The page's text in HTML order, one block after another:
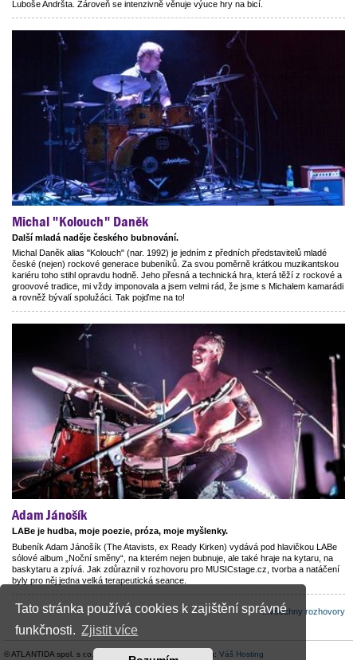
Tato stránka používá cookies k zajištění správné
funkčnosti. Zjistit více
Luboše Andršta. Zároveň se intenzivně věnuje výuce hry na bicí.
Michal "Kolouch" Daněk
Další mladá naděje českého bubnování.
Michal Daněk alias "Kolouch" (nar. 1992) je jedním z předních představitelů mladé
české (nejen) rockové generace bubeníků. Za svou poměrně krátkou muzikantskou
kariéru toho stihl opravdu hodně. Jeho přesná a technická hra, která těží z rockové a
groovové tradice, mi vždy imponovala a jsem velmi rád, že jsme s Michalem kamarádi
a rovněž bývalí spolužáci. Tak pojďme na to!
Adam Jánošík
LABe je hudba, moje poezie, próza, moje myšlenky.
Bubeník Adam Jánošík (The Atavists, ex Ready Kirken) vydává pod hlavičkou LABe
sólové album „Noční směny“, na kterém nejen bubnuje, ale také hraje na kytaru, na
baskytaru a zpívá. Jak zdůraznil v rozhovoru pro MUSICstage.cz, tvorba a natáčení
byly pro něj jedna velká terapeutická seance.
...všechny rozhovory
© ATLANTIDA spol. s r.o. | Kontaktní údaje | Hosting: Váš Hosting